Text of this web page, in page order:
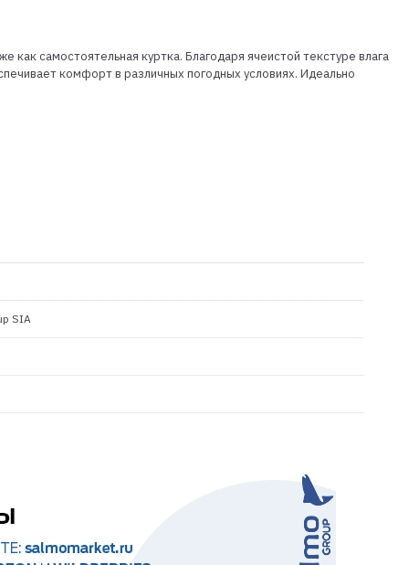
самостоятельная куртка. Благодаря ячеистой текстуре влага
комфорт в различных погодных условиях. Идеально
SIA